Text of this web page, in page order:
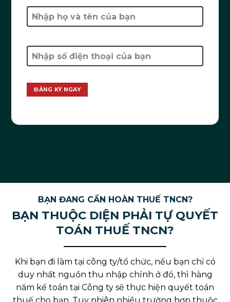
BẠN ĐANG CẦN HOÀN THUẾ TNCN?
BẠN THUỘC DIỆN PHẢI TỰ QUYẾT
TOÁN THUẾ TNCN?
Khi bạn đi làm tại công ty/tổ chức, nếu bạn chỉ có
duy nhất nguồn thu nhập chính ở đó, thì hàng
năm kế toán tại Công ty sẽ thực hiện quyết toán